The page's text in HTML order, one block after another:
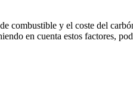
combustible y el coste del
en cuenta estos factores,